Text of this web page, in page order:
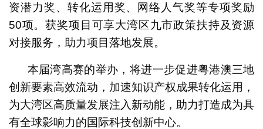
资潜力奖、转化运用奖、网络人气奖等专项奖励
50项。获奖项目可享大湾区九市政策扶持及资源
对接服务，助力项目落地发展。
本届湾高赛的举办，将进一步促进粤港澳三地
创新要素高效流动，加速知识产权成果转化运用，
为大湾区高质量发展注入新动能，助力打造成为具
有全球影响力的国际科技创新中心。